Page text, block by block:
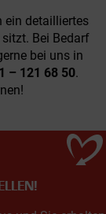
ein detailliertes
Bei Bedarf
bei uns in
– 121 68 50.